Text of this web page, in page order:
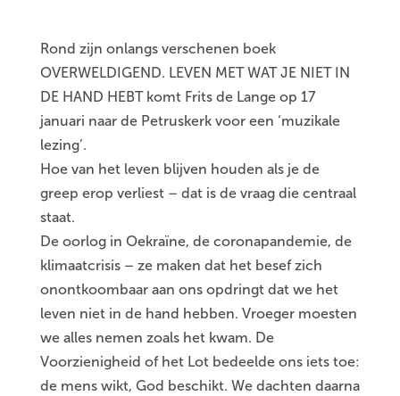
Rond zijn onlangs verschenen boek
OVERWELDIGEND. LEVEN MET WAT JE NIET IN
DE HAND HEBT komt Frits de Lange op 17
januari naar de Petruskerk voor een ‘muzikale
lezing’.
Hoe van het leven blijven houden als je de
greep erop verliest – dat is de vraag die centraal
staat.
De oorlog in Oekraïne, de coronapandemie, de
klimaatcrisis – ze maken dat het besef zich
onontkoombaar aan ons opdringt dat we het
leven niet in de hand hebben. Vroeger moesten
we alles nemen zoals het kwam. De
Voorzienigheid of het Lot bedeelde ons iets toe:
de mens wikt, God beschikt. We dachten daarna